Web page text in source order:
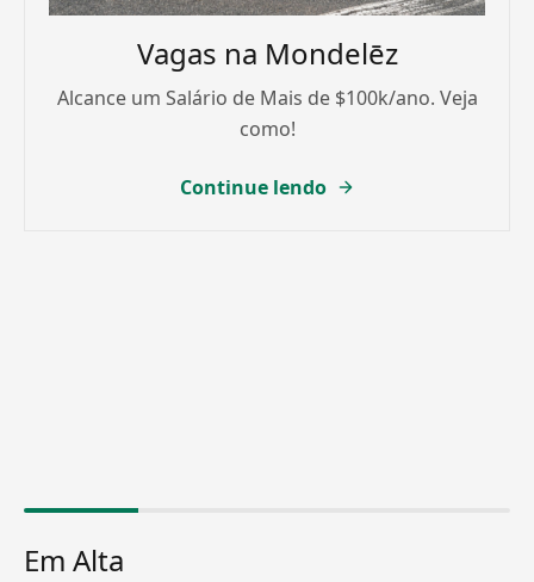
Vagas na Mondelēz
Alcance um Salário de Mais de $100k/ano. Veja
como!
Continue lendo
Em Alta